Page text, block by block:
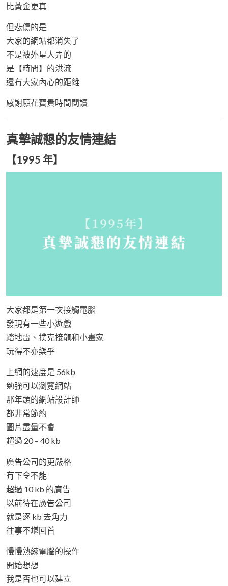
比黃金更真
但悲傷的是
大家的網站都消失了
不是被外星人弄的
是【時間】的洪流
還有大家內心的距離
感謝願花寶貴時間閱讀
真摯誠懇的友情連結
【1995 年】
大家都是第一次接觸電腦
發現有一些小遊戲
踏地雷、撲克接龍和小畫家
玩得不亦樂乎
上網的速度是 56kb
勉強可以瀏覽網站
那年頭的網站設計師
都非常節約
圖片盡量不會
超過 20 – 40 kb
廣告公司的更嚴格
有下令不能
超過 10 kb 的廣告
以前待在廣告公司
就是逐 kb 去角力
往事不堪回首
慢慢熟練電腦的操作
開始想想
我是否也可以建立